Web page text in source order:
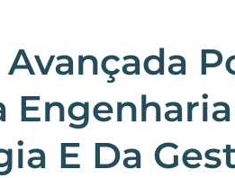
Engenharia
E Da